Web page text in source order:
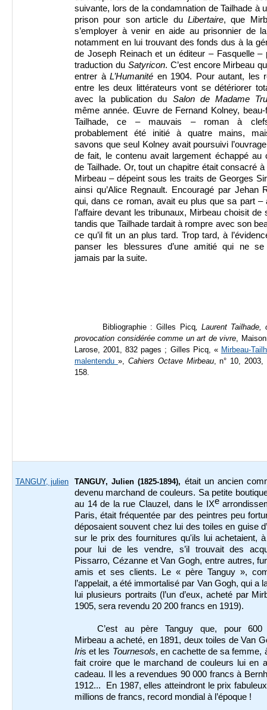
suivante, lors de la condamnation de Tailhade à
prison pour son article du Libertaire, que
s’employer à venir en aide au prisonnier de
notamment en lui trouvant des fonds dus à la
de Joseph Reinach et un éditeur – Fasquelle –
traduction du Satyricon. C’est encore Mirbeau
entrer à L’Humanité en 1904. Pour autant, les
entre les deux littérateurs vont se détériorer
avec la publication du Salon de Madame
même année. Œuvre de Fernand Kolney, beau-
Tailhade, ce – mauvais – roman à
probablement été initié à quatre mains,
savons que seul Kolney avait poursuivi
de fait, le contenu avait largement échappé au
de Tailhade. Or, tout un chapitre était consacré
Mirbeau – dépeint sous les traits de Georges
ainsi qu’Alice Regnault. Encouragé par Jehan
qui, dans ce roman, avait eu plus que sa part –
l’affaire devant les tribunaux, Mirbeau choisit de
tandis que Tailhade tardait à rompre avec son
ce qu’il fit un an plus tard. Trop tard, à
panser les blessures d’une amitié qui ne se
jamais par la suite.
Bibliographie : Gilles Picq, Laurent Tailhade,
provocation considérée comme un art de vivre,
Larose, 2001, 832 pages ; Gilles Picq, « Mirbeau-
malentendu », Cahiers Octave Mirbeau, n° 10, 2003,
158.
TANGUY, julien TANGUY, Julien (1825-1894), était un ancien
devenu marchand de couleurs. Sa petite
au 14 de la rue Clauzel, dans le IXe
Paris, était fréquentée par des peintres peu
déposaient souvent chez lui des toiles en guise
sur le prix des fournitures qu'ils lui achetaient,
pour lui de les vendre, s’il trouvait des
Pissarro, Cézanne et Van Gogh, entre autres,
amis et ses clients. Le « père Tanguy »,
l’appelait, a été immortalisé par Van Gogh, qui a
lui plusieurs portraits (l’un d’eux, acheté par
1905, sera revendu 20 200 francs en 1919).
C’est au père Tanguy que, pour 600
Mirbeau a acheté, en 1891, deux toiles de Van
Iris et les Tournesols, en cachette de sa femme,
fait croire que le marchand de couleurs lui en
cadeau. Il les a revendues 90 000 francs à
1912... En 1987, elles atteindront le prix
millions de francs, record mondial à l’époque !